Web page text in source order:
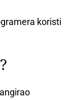
koristi